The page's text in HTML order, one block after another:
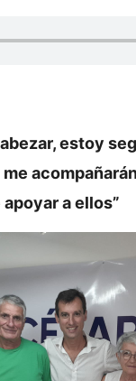
estoy
a ellos”